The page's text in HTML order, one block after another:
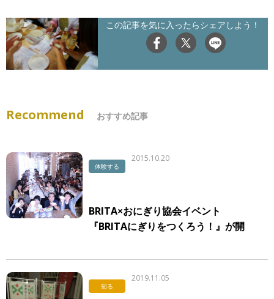
この記事を気に入ったらシェアしよう！
Recommend おすすめ記事
体験する
2015.10.20
BRITA×おにぎり協会イベント
『BRITAにぎりをつくろう！』が開
知る
2019.11.05